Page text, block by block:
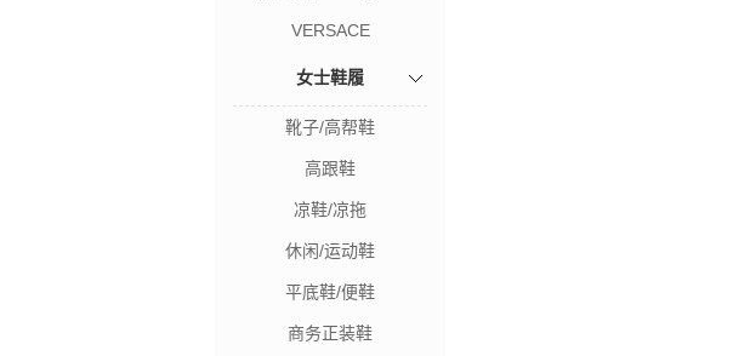
VERSACE
女士鞋履
靴子/高帮鞋
高跟鞋
凉鞋/凉拖
休闲/运动鞋
平底鞋/便鞋
商务正装鞋